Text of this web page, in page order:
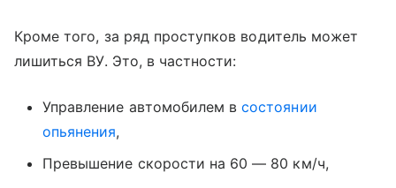
Кроме того, за ряд проступков водитель может
лишиться ВУ. Это, в частности:
Управление автомобилем всостоянии
опьянения,
Превышение скорости на 60 — 80 км/ч,